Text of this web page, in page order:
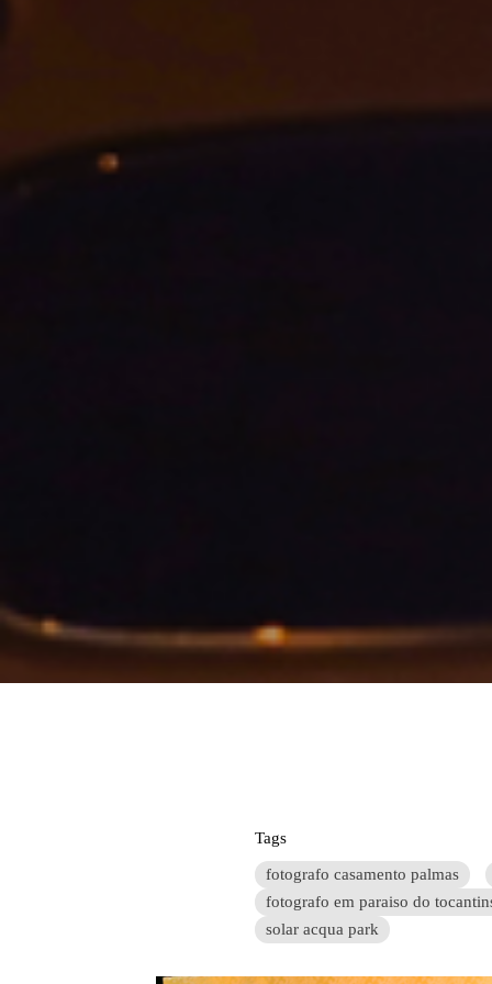
Tags
fotografo casamento palmas
fotografo em paraiso do
solar acqua park